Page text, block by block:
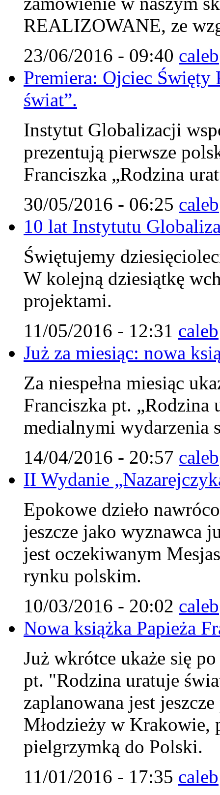
REALIZOWANE, ze
23/06/2016 - 09:40 caleb
Premiera: Ojciec Święty
świat”.
Instytut Globalizacji
prezentują pierwsze
Franciszka „Rodzina
30/05/2016 - 06:25 caleb
10 lat Instytutu
Świętujemy
W kolejną dziesiątkę
projektami.
11/05/2016 - 12:31 caleb
Już za miesiąc: nowa
Za niespełna miesiąc
Franciszka pt. „Rodzina
medialnymi wydarzenia
14/04/2016 - 20:57 caleb
II Wydanie
Epokowe dzieło
jeszcze jako wyznawca
jest oczekiwanym
rynku polskim.
10/03/2016 - 20:02 caleb
Nowa książka Papieża
Już wkrótce ukaże się
pt. "Rodzina uratuje
zaplanowana jest
Młodzieży w Krakowie,
pielgrzymką do Polski.
11/01/2016 - 17:35 caleb